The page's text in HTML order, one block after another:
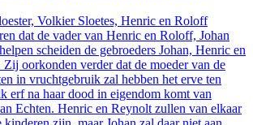
Volkier Sloetes, Henric en Roloff
dat de vader van Henric en Roloff, Johan
scheiden de gebroeders Johan, Henric en
oorkonden verder dat de moeder van de
in vruchtgebruik zal hebben het erve ten
erf na haar dood in eigendom komt van
Echten. Henric en Reynolt zullen van elkaar